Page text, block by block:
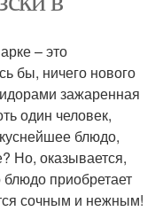
– это
бы, ничего нового
зажаренная
один человек,
блюдо,
Но, оказывается,
блюдо приобретает
сочным и нежным!